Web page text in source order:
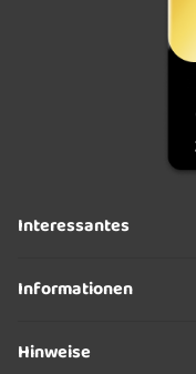
Interessantes
Informationen
Hinweise